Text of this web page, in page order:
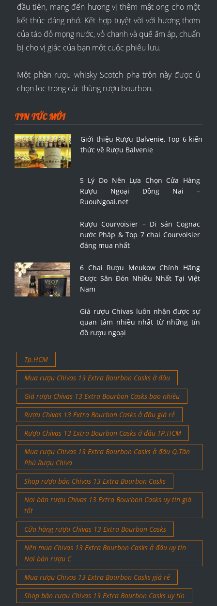
đầu tiên, mang đến hương vị thêm mật ong cho một
kết thúc đáng nhớ. Kết hợp tuyệt vời với hương thơm
của táo đỏ mọng nước, vỏ chanh và quế ấm áp, chuẩn
bị cho vị giác của bạn một cuộc phiêu lưu.
Một phần rượu whisky Scotch pha trộn này được ủ
chọn lọc trong các thùng rượu bourbon.
TIN TỨC MỚI
Giới thiệu Rượu Balvenie, Top 6 kiến
thức về Rượu Balvenie
5 Lý Do Nên Lựa Chọn Cửa Hàng
Rượu Ngoại Đồng Nai –
RuouNgoai.net
Rượu Courvoisier – Di sản Cognac
nước Pháp & Top 7 chai Courvoisier
đáng mua nhất
6 Chai Rượu Meukow Chính Hãng
Được Săn Đón Nhiều Nhất Tại Việt
Nam
Giá rượu Chivas luôn nhận được sự
quan tâm nhiều nhất từ những tín
đồ rượu ngoại
Tp.HCM
Mua rượu Chivas 13 Extra Bourbon Casks ở đâu
Giá rượu Chivas 13 Extra Bourbon Casks bao nhiêu
Rượu Chivas 13 Extra Bourbon Casks ở đâu giá rẻ
Rượu Chivas 13 Extra Bourbon Casks ở đâu TP.HCM
Mua rượu Chivas 13 Extra Bourbon Casks ở đâu Q.Tân
Phú Rượu Chiva
Shop rượu bán Chivas 13 Extra Bourbon Casks
Nơi bán rượu Chivas 13 Extra Bourbon Casks uy tín giá
tốt
Cửa hàng rượu Chivas 13 Extra Bourbon Casks
Nên mua Chivas 13 Extra Bourbon Casks ở đâu uy tín
Nơi bán rượu C
Mua rượu Chivas 13 Extra Bourbon Casks giá rẻ
Shop bán rượu Chivas 13 Extra Bourbon Casks uy tín